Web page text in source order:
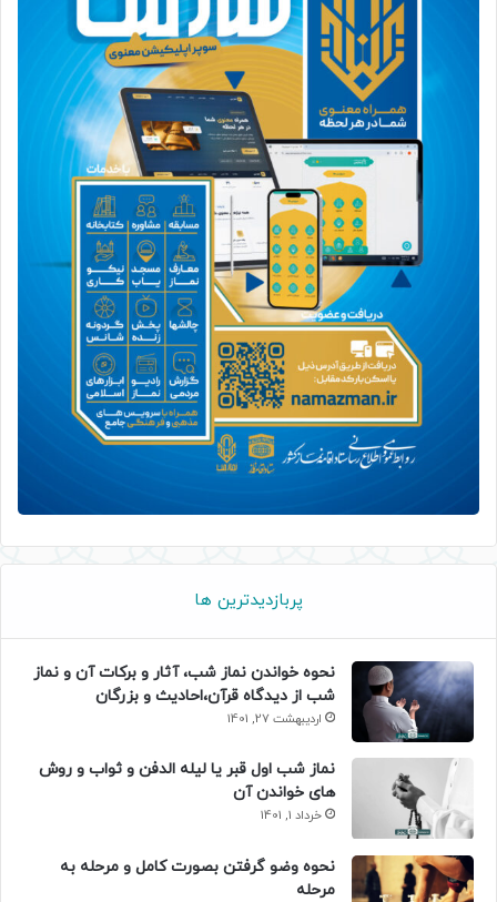
پربازدیدترین ها
نحوه خواندن نماز شب، آثار و برکات آن و نماز
شب از دیدگاه قرآن،احادیث و بزرگان
اردیبهشت 27, 1401
نماز شب اول قبر یا لیله الدفن و ثواب و روش
های خواندن آن
خرداد 1, 1401
نحوه وضو گرفتن بصورت کامل و مرحله به
مرحله